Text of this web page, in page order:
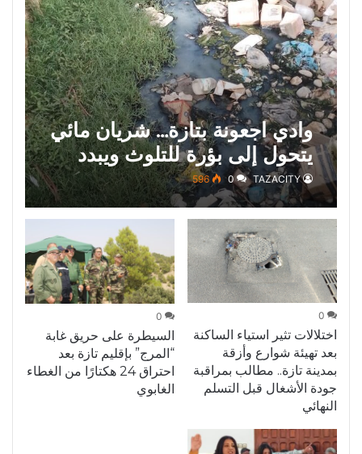
وادي اجعونة بتازة… شريان مائي
يتحول إلى بؤرة للتلوث ويبدد
حلم متنزه بيئي
TAZACITY
0
596
0
اختلالات تثير استياء الساكنة
بعد تهيئة شوارع وأزقة
بمدينة تازة.. مطالب بمراقبة
جودة الأشغال قبل التسلم
النهائي
0
السيطرة على حريق غابة
“المرج” بإقليم تازة بعد
احتراق 24 هكتارًا من الغطاء
الغابوي